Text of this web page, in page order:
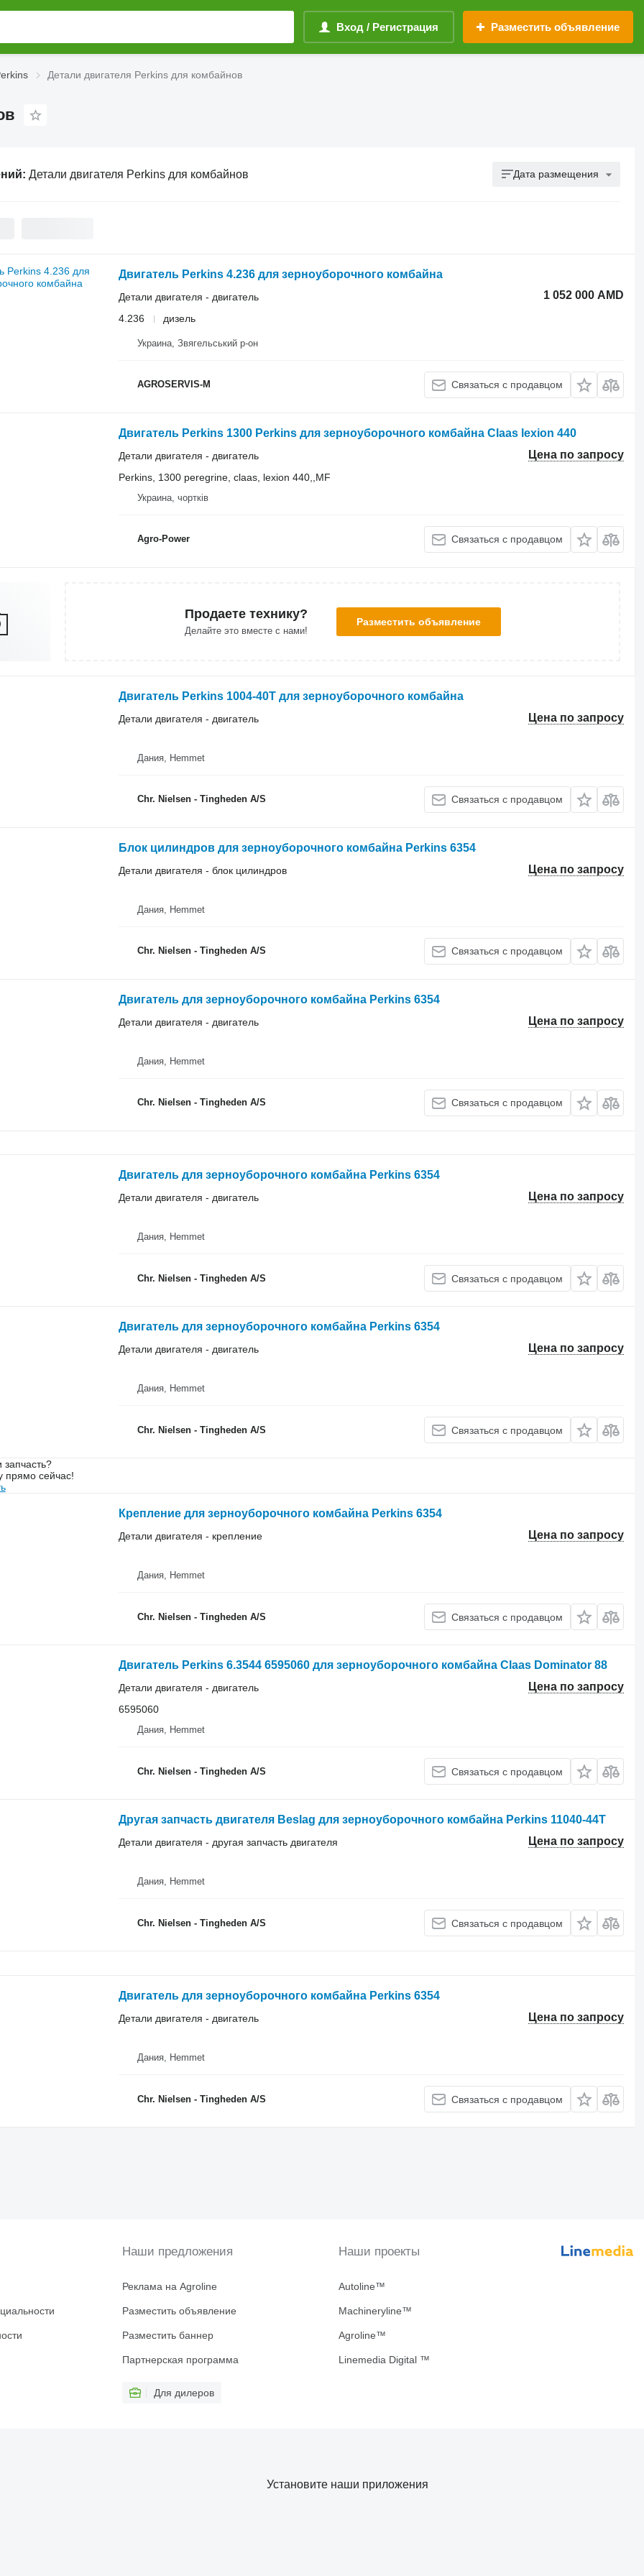
Вход / Регистрация Разместить объявление
Детали двигателя Perkins для комбайнов
Детали двигателя Perkins для комбайнов Дата размещения
Двигатель Perkins 4.236 для зерноуборочного комбайна
1 052 000 AMD
Детали двигателя - двигатель
4.236
дизель
Украина, Звягельський р-он
AGROSERVIS-M Связаться с продавцом
Двигатель Perkins 1300 Perkins для зерноуборочного комбайна Claas lexion 440
Цена по запросу
Детали двигателя - двигатель
Perkins, 1300 peregrine, claas, lexion 440,,MF
Украина, чортків
Agro-Power Связаться с продавцом
Продаете технику?
Делайте это вместе с нами!
Разместить объявление
Двигатель Perkins 1004-40T для зерноуборочного комбайна
Цена по запросу
Детали двигателя - двигатель
Дания, Hemmet
Chr. Nielsen - Tingheden A/S Связаться с продавцом
Блок цилиндров для зерноуборочного комбайна Perkins 6354
Цена по запросу
Детали двигателя - блок цилиндров
Дания, Hemmet
Chr. Nielsen - Tingheden A/S Связаться с продавцом
Двигатель для зерноуборочного комбайна Perkins 6354
Цена по запросу
Детали двигателя - двигатель
Дания, Hemmet
Chr. Nielsen - Tingheden A/S Связаться с продавцом
Двигатель для зерноуборочного комбайна Perkins 6354
Цена по запросу
Детали двигателя - двигатель
Дания, Hemmet
Chr. Nielsen - Tingheden A/S Связаться с продавцом
Двигатель для зерноуборочного комбайна Perkins 6354
Цена по запросу
Детали двигателя - двигатель
Дания, Hemmet
Chr. Nielsen - Tingheden A/S Связаться с продавцом
прямо сейчас!
Крепление для зерноуборочного комбайна Perkins 6354
Цена по запросу
Детали двигателя - крепление
Дания, Hemmet
Chr. Nielsen - Tingheden A/S Связаться с продавцом
Двигатель Perkins 6.3544 6595060 для зерноуборочного комбайна Claas Dominator 88
Цена по запросу
Детали двигателя - двигатель
6595060
Дания, Hemmet
Chr. Nielsen - Tingheden A/S Связаться с продавцом
Другая запчасть двигателя Beslag для зерноуборочного комбайна Perkins 11040-44T
Цена по запросу
Детали двигателя - другая запчасть двигателя
Дания, Hemmet
Chr. Nielsen - Tingheden A/S Связаться с продавцом
Двигатель для зерноуборочного комбайна Perkins 6354
Цена по запросу
Детали двигателя - двигатель
Дания, Hemmet
Chr. Nielsen - Tingheden A/S Связаться с продавцом
Наши предложения
Реклама на Agroline
Разместить объявление
Разместить баннер
Партнерская программа
Для дилеров
Наши проекты
Autoline™
Machineryline™
Agroline™
Linemedia Digital ™
Установите наши приложения